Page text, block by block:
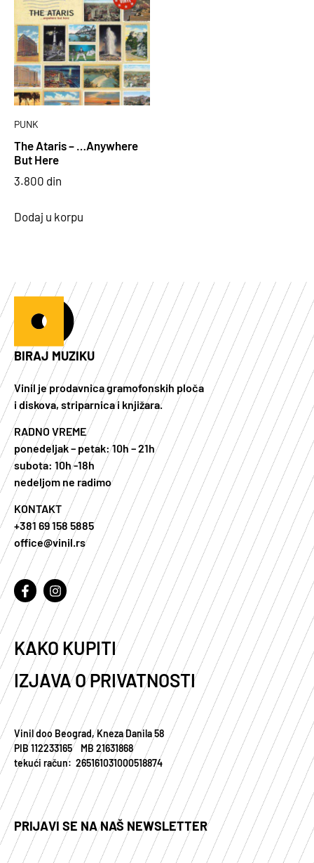
PUNK
The Ataris – …Anywhere
But Here
3.800 din
Dodaj u korpu
BIRAJ MUZIKU
Vinil je prodavnica gramofonskih ploča
i diskova, striparnica i knjižara.
RADNO VREME
ponedeljak – petak: 10h – 21h
subota: 10h -18h
nedeljom ne radimo
KONTAKT
+381 69 158 5885
office@vinil.rs
KAKO KUPITI
IZJAVA O PRIVATNOSTI
Vinil doo Beograd, Kneza Danila 58
PIB 112233165 MB 21631868
tekući račun: 265161031000518874
PRIJAVI SE NA NAŠ NEWSLETTER